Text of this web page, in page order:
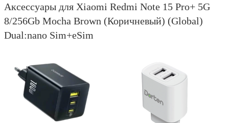
Аксессуары для Xiaomi Redmi Note 15 Pro+ 5G
8/256Gb Mocha Brown (Коричневый) (Global)
Dual:nano Sim+eSim